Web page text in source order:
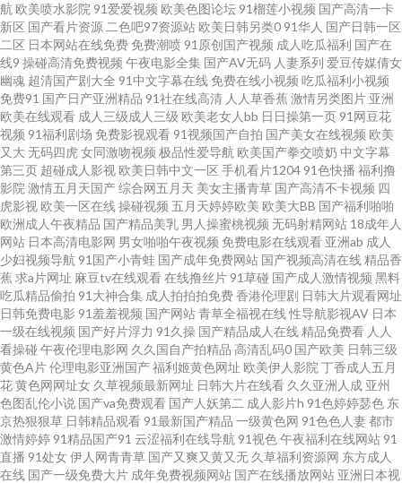
视频 亚洲五月天色色 91小巨 黄色欧美日韩 涩涩玖玖热 91福利网 TS在线播放
AV 欧美日爱 影音先锋av色资源网 91在线视频观看 亚洲永久精品国产 欧洲精
品国产 91次源 91食品免費看 91在线A级片 AV狼人插 东方AV在线观看 久久
神马 欧美女同 欧美性交精品视频 精品国产精品四区 影音先锋人妻在线A片 肏
屄蝌蚪制片厂 内射免费网站 91秘成人秘密入口导航 国产精品久久性爱 色无
极亚洲影院 91巨乳黑丝美女 韩美一级黄色 深夜福利91n 91极品反差 豆花视
频成人社区入口 在线看黄av免费在线 AV福利色导航 九九五月天 一区一区一
去一级 东方AV第一页 日本阿V免费网站 91白丝白虎 草莓app导航 欧美视频五
区 91九色在线磁力 韩国伦理剧善良的嫂子 伊人五月天成人 www四虎av色 欧
美女女 91Cn亚洲 97黄色电影院 久草网站 先锋资源影音AV网站 俺去也色 日
本伊人欧美精品 91黑料探花在线 91操网址 狠狠撸综合 色婷婷软件下载 91欧
航 欧美喷水影院 91爱爱视频 欧美色图论坛 91榴莲小视频 国产高清一卡
新区 国产看片资源 二色吧97资源站 欧美日韩另类0 91华人 国产日韩一区
二区 日本网站在线免费 免费潮喷 91原创国产视频 成人吃瓜福利 国产在
线9 操碰高清免费视频 午夜电影全集 国产AV无码 人妻系列 爱豆传媒倩女
幽魂 超清国产剧大全 91中文字幕在线 免费在线小视频 吃瓜福利小视频
免费91 国产日产亚洲精品 91社在线高清 人人草香蕉 激情另类图片 亚洲
欧美在线观看 成人三级成人三级 欧美老女人bb 日日操第一页 91网豆花
视频 91福利剧场 免费影视观看 91视频国产自拍 国产美女在线视频 欧美
又大 无码四虎 女同激吻视频 极品性爱导航 欧美国产拳交喷奶 中文字幕
第三页 超碰成人影视 欧美日韩中文一区 手机看片1204 91色快播 福利撸
影院 激情五月天国产综合网五月天 美女主播青草 国产高清不卡视频 四
虎影视 欧美一区在线操碰视频 五月天婷婷欧美 欧美大BB 国产福利啪啪
欧洲成人午夜精品 国产精品美乳 男人操蜜桃视频 无码射精网站 18成年人
网站 日本高清电影网 男女啪啪午夜视频 免费电影在线观看 亚洲ab 成人
少妇视频导航 91国产小青蛙 国产成年免费网站 国产视频高清在线 精品香
蕉 求a片网址 麻豆tv在线观看在线撸丝片 91草碰 国产成人激情视频 黑料
吃瓜精品偷拍 91大神合集 成人拍拍拍免费香港伦理剧 日韩大片观看网址
日韩免费电影 91羞羞视频 国产网站青草全福视在线性导航影视AV 日本
一级在线视频 国产好片浮力 91久操 国产精品成人在线 精品免费看 人人
看操碰 午夜伦理电影网 久久国自产拍精品 高清乱码0 国产欧美 日韩三级
黄色A片伦理电影亚洲国产福利姬黄色网址 欧美伊人影院 丁香成人五月
花黄色网网址女 久草视频最新网址 日韩大片在线看 久久亚洲人成 亚州
色图乱伦小说 国产va免费观看 国产人妖第二 成人影片h 91色婷婷瑟色 东
京热狠狠草 日韩精品观看 91最新国产精品 一级黄色网 91色色人妻都市
激情婷婷 91精品国产91 云涩福利在线导航 91视色午夜福利在线网站 91
直播 91处女伊人网青青草 国产又爽又黄又无 久草福利资源网 东方成人
在线 国产一级免费大片 成年免费视频网站 国产在线播放网站 亚洲日本视